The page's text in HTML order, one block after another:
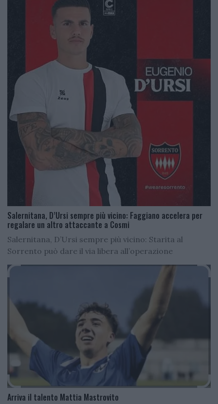
Salernitana, D’Ursi sempre più vicino: Faggiano accelera per
regalare un altro attaccante a Cosmi
Salernitana, D’Ursi sempre più vicino: Starita al
Sorrento può dare il via libera all’operazione
Arriva il talento Mattia Mastrovito